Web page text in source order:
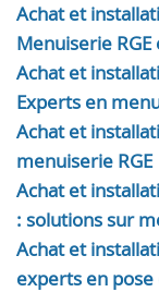
Achat et
Menuiserie
Achat et
Experts en
Achat et
menuiserie RGE
Achat et
: solutions sur
Achat et
experts en